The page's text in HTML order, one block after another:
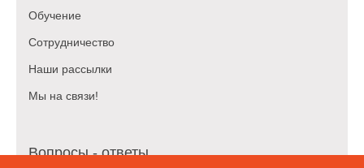
Обучение
Сотрудничество
Наши рассылки
Мы на связи!
Вопросы - ответы